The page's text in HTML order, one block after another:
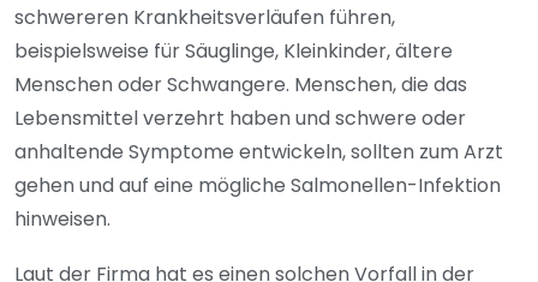
schwereren Krankheitsverläufen führen,
beispielsweise für Säuglinge, Kleinkinder, ältere
Menschen oder Schwangere. Menschen, die das
Lebensmittel verzehrt haben und schwere oder
anhaltende Symptome entwickeln, sollten zum Arzt
gehen und auf eine mögliche Salmonellen-Infektion
hinweisen.
Laut der Firma hat es einen solchen Vorfall in der